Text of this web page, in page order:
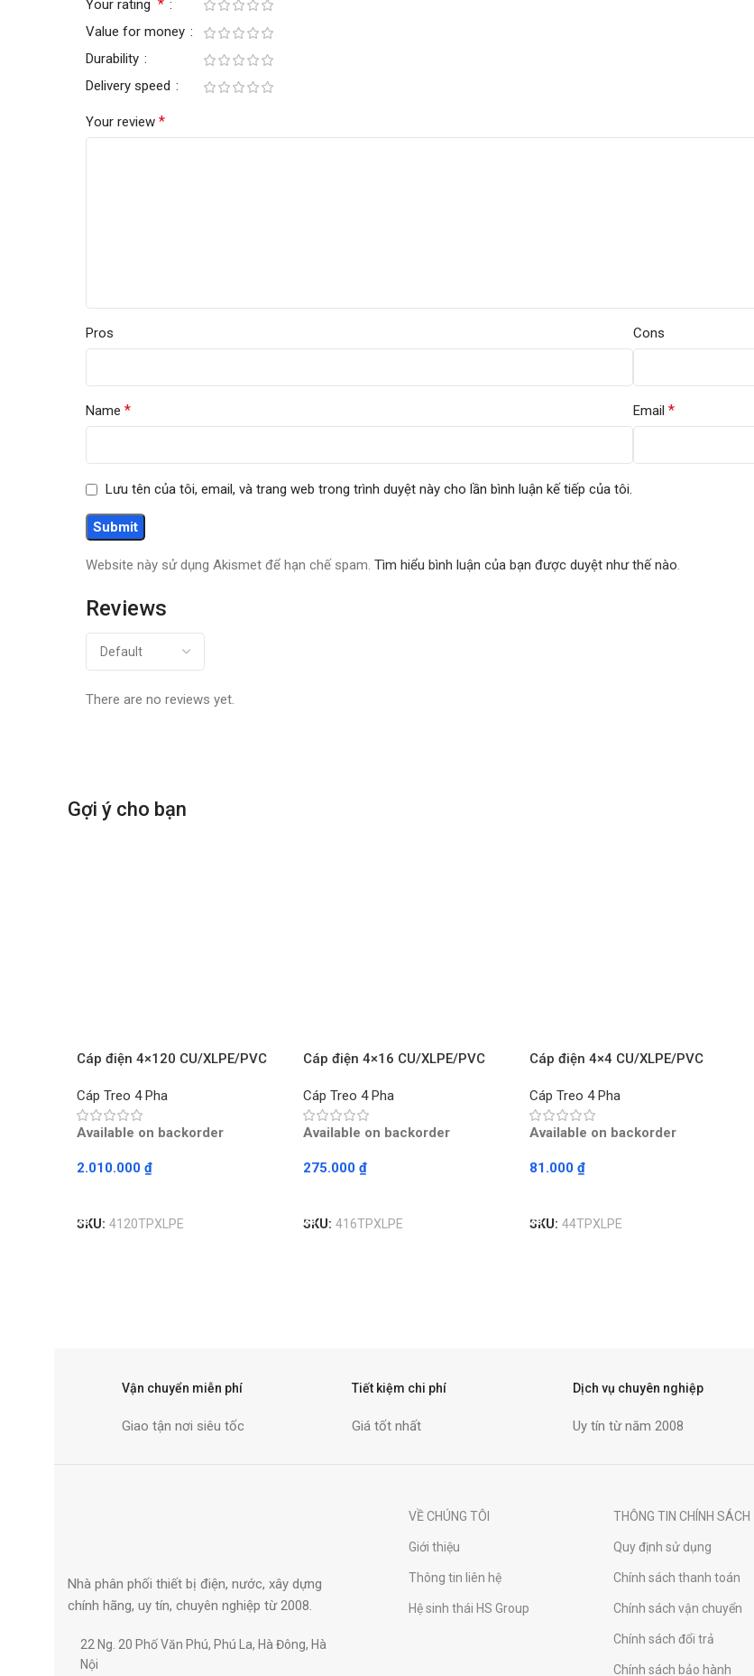
Reviews
There are no reviews yet.
Your rating *
Value for money
Durability
Delivery speed
Your review *
Pros Cons
Name * Email *
Lưu tên của tôi, email, và trang web trong trình duyệt này cho lần bình luận kế tiếp của tôi.
Website này sử dụng Akismet để hạn chế spam. Tìm hiểu bình luận của bạn được duyệt như thế nào.
Gợi ý cho bạn
Cáp điện 4×120 CU/XLPE/PVC
Cáp Treo 4 Pha
Available on backorder
2.010.000 ₫
SKU: 4120TPXLPE
Cáp điện 4×16 CU/XLPE/PVC
Cáp Treo 4 Pha
Available on backorder
275.000 ₫
SKU: 416TPXLPE
Cáp điện 4×4 CU/XLPE/PVC
Cáp Treo 4 Pha
Available on backorder
81.000 ₫
SKU: 44TPXLPE
Vận chuyển miễn phí
Giao tận nơi siêu tốc
Tiết kiệm chi phí
Giá tốt nhất
Dịch vụ chuyên nghiệp
Uy tín từ năm 2008
Nhà phân phối thiết bị điện, nước, xây dựng
chính hãng, uy tín, chuyên nghiệp từ 2008.
22 Ng. 20 Phố Văn Phú, Phú La, Hà Đông, Hà
Nội
VỀ CHÚNG TÔI
Giới thiệu
Thông tin liên hệ
Hệ sinh thái HS Group
THÔNG TIN CHÍNH SÁCH
Quy định sử dụng
Chính sách thanh toán
Chính sách vận chuyển
Chính sách đổi trả
Chính sách bảo hành